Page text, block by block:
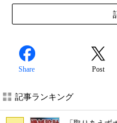
Share Post
記事ランキング